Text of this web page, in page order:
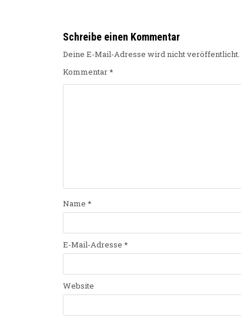
Schreibe einen Kommentar
Deine E-Mail-Adresse wird nicht veröffentlicht.
Kommentar*
Name *
E-Mail-Adresse *
Website